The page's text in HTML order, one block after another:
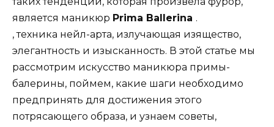
является маникюр Prima Ballerina .
, техника нейл-арта, излучающая изящество,
элегантность и изысканность. В этой статье мы
рассмотрим искусство маникюра примы-
балерины, поймем, какие шаги необходимо
предпринять для достижения этого
потрясающего образа, и узнаем советы,